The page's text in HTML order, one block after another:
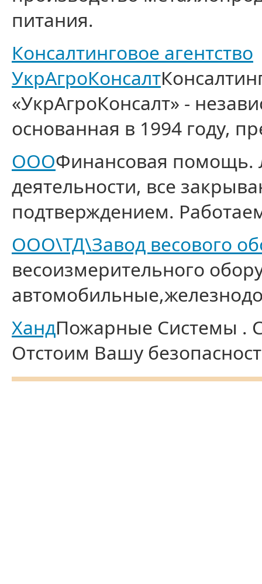
питания.
Консалтинговое агентство
УкрАгроКонсалт
«УкрАгроКонсалт» -
основанная в 1994 году,
ОООФинансовая
деятельности, все
подтверждением.
ООО\ТД\Завод весового
весоизмерительного
ХандПожарные Системы .
Отстоим Вашу